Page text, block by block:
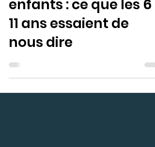
La détresse des
enfants : ce que les 6 à
11 ans essaient de
nous dire